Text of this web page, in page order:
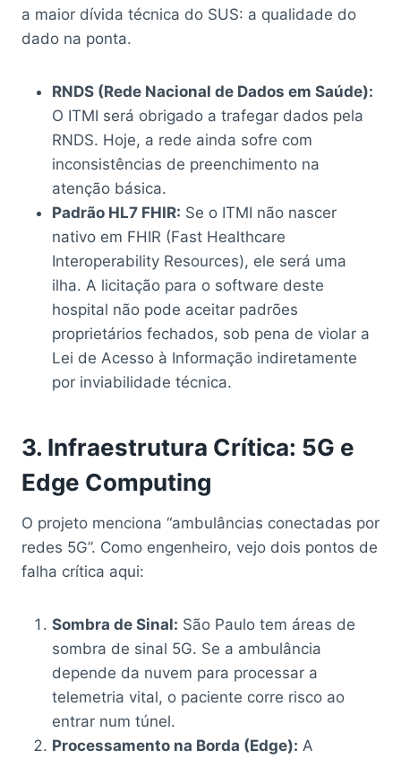
a maior dívida técnica do SUS: a qualidade do
dado na ponta.
RNDS (Rede Nacional de Dados em Saúde):
O ITMI será obrigado a trafegar dados pela
RNDS. Hoje, a rede ainda sofre com
inconsistências de preenchimento na
atenção básica.
Padrão HL7 FHIR: Se o ITMI não nascer
nativo em FHIR (Fast Healthcare
Interoperability Resources), ele será uma
ilha. A licitação para o software deste
hospital não pode aceitar padrões
proprietários fechados, sob pena de violar a
Lei de Acesso à Informação indiretamente
por inviabilidade técnica.
3. Infraestrutura Crítica: 5G e
Edge Computing
O projeto menciona “ambulâncias conectadas por
redes 5G”. Como engenheiro, vejo dois pontos de
falha crítica aqui:
Sombra de Sinal: São Paulo tem áreas de
sombra de sinal 5G. Se a ambulância
depende da nuvem para processar a
telemetria vital, o paciente corre risco ao
entrar num túnel.
Processamento na Borda (Edge): A